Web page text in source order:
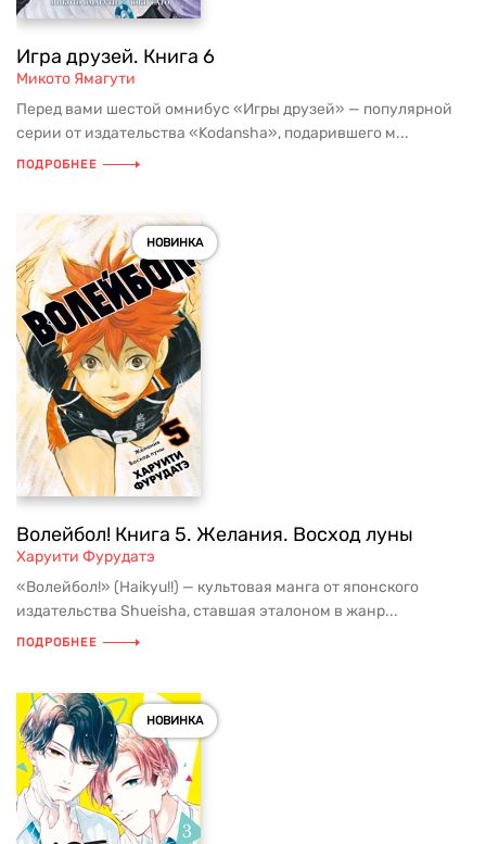
Игра друзей. Книга 6
Микото Ямагути
Перед вами шестой омнибус «Игры друзей» — популярной
серии от издательства «Kodansha», подарившего м...
ПОДРОБНЕЕ
НОВИНКА
Волейбол! Книга 5. Желания. Восход луны
Харуити Фурудатэ
«Волейбол!» (Haikyu!!) — культовая манга от японского
издательства Shueisha, ставшая эталоном в жанр...
ПОДРОБНЕЕ
НОВИНКА